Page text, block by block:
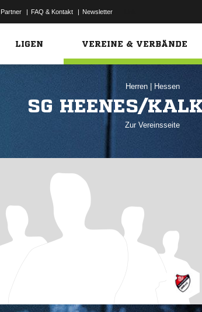
Partner | FAQ & Kontakt | Newsletter
LIGEN VEREINE & VERBÄNDE
Herren Hessen
SG HEENES/
Zur Vereinsseite